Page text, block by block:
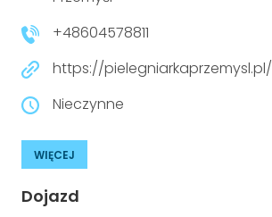
Prawo
Prawa osób z niepełnosprawnościami
Aktualności
+48604578811
https://pielegniarkaprzemysl.pl/
Nieczynne
WIĘCEJ
Dojazd